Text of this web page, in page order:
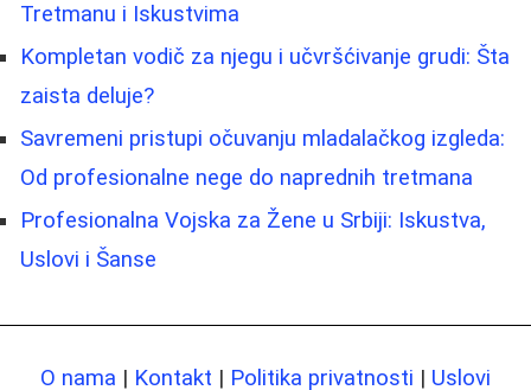
Tretmanu i Iskustvima
Kompletan vodič za njegu i učvršćivanje grudi: Šta
zaista deluje?
Savremeni pristupi očuvanju mladalačkog izgleda:
Od profesionalne nege do naprednih tretmana
Profesionalna Vojska za Žene u Srbiji: Iskustva,
Uslovi i Šanse
O nama | Kontakt | Politika privatnosti | Uslovi